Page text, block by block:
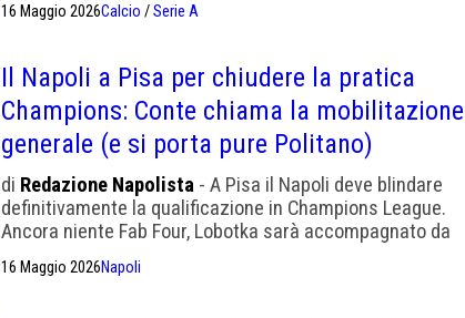
giusti".
16 Maggio 2026Calcio /Serie A
Il Napoli a Pisa per chiudere la pratica
Champions: Conte chiama la mobilitazione
generale (e si porta pure Politano)
di Redazione Napolista - A Pisa il Napoli deve blindare
definitivamente la qualificazione in Champions League.
Ancora niente Fab Four, Lobotka sarà accompagnato da
McTominay e sulle fasce agiranno Gutierrez e
Spinazzola.
16 Maggio 2026Napoli